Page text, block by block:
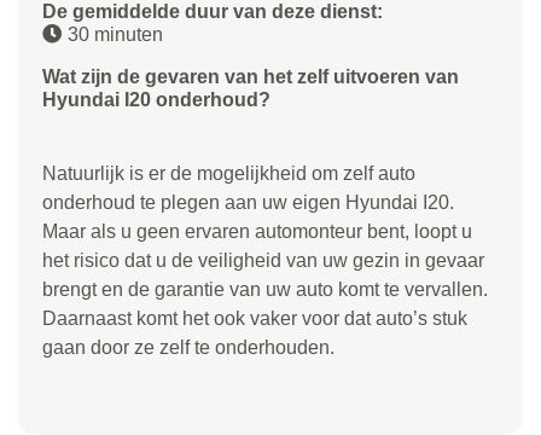
De gemiddelde duur van deze dienst:
30 minuten
Wat zijn de gevaren van het zelf uitvoeren van
Hyundai I20 onderhoud?
Natuurlijk is er de mogelijkheid om zelf auto
onderhoud te plegen aan uw eigen Hyundai I20.
Maar als u geen ervaren automonteur bent, loopt u
het risico dat u de veiligheid van uw gezin in gevaar
brengt en de garantie van uw auto komt te vervallen.
Daarnaast komt het ook vaker voor dat auto’s stuk
gaan door ze zelf te onderhouden.